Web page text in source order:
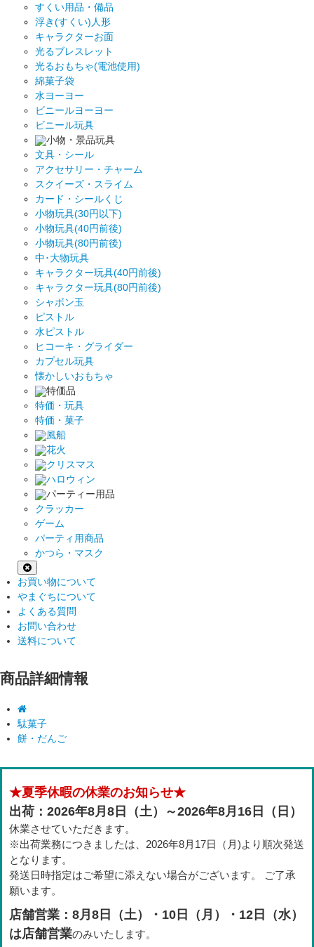
すくい用品・備品
浮き(すくい)人形
キャラクターお面
光るブレスレット
光るおもちゃ(電池使用)
綿菓子袋
水ヨーヨー
ビニールヨーヨー
ビニール玩具
小物・景品玩具
文具・シール
アクセサリー・チャーム
スクイーズ・スライム
カード・シールくじ
小物玩具(30円以下)
小物玩具(40円前後)
小物玩具(80円前後)
中･大物玩具
キャラクター玩具(40円前後)
キャラクター玩具(80円前後)
シャボン玉
ピストル
水ピストル
ヒコーキ・グライダー
カプセル玩具
懐かしいおもちゃ
特価品
特価・玩具
特価・菓子
風船
花火
クリスマス
ハロウィン
パーティー用品
クラッカー
ゲーム
パーティ用商品
かつら・マスク
お買い物について
やまぐちについて
よくある質問
お問い合わせ
送料について
商品詳細情報
駄菓子
餅・だんご
★夏季休暇の休業のお知らせ★
出荷：2026年8月8日（土）～2026年8月16日（日）
休業させていただきます。
※出荷業務につきましたは、2026年8月17日（月)より順次発送
となります。
発送日時指定はご希望に添えない場合がございます。 ご了承
願います。
店舗営業：8月8日（土）・10日（月）・12日（水）
は店舗営業のみいたします。